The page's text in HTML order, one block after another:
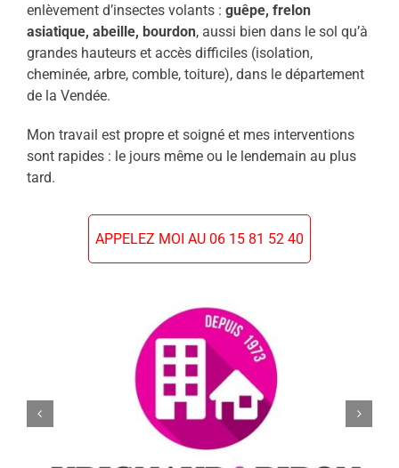
enlèvement d’insectes volants : guêpe, frelon
asiatique, abeille, bourdon, aussi bien dans le sol qu’à
grandes hauteurs et accès difficiles (isolation,
cheminée, arbre, comble, toiture), dans le département
de la Vendée.
Mon travail est propre et soigné et mes interventions
sont rapides : le jours même ou le lendemain au plus
tard.
APPELEZ MOI AU 06 15 81 52 40